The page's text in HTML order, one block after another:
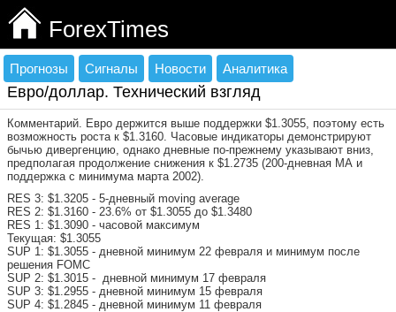
ForexTimes
Прогнозы Сигналы Новости Аналитика
Евро/доллар. Технический взгляд
Комментарий. Евро держится выше поддержки $1.3055, поэтому есть
возможность роста к $1.3160. Часовые индикаторы демонстрируют
бычью дивергенцию, однако дневные по-прежнему указывают вниз,
предполагая продолжение снижения к $1.2735 (200-дневная МА и
поддержка с минимума марта 2002).
RES 3: $1.3205 - 5-дневный moving average
RES 2: $1.3160 - 23.6% от $1.3055 до $1.3480
RES 1: $1.3090 - часовой максимум
Текущая: $1.3055
SUP 1: $1.3055 - дневной минимум 22 февраля и минимум после
решения FOMC
SUP 2: $1.3015 - дневной минимум 17 февраля
SUP 3: $1.2955 - дневной минимум 15 февраля
SUP 4: $1.2845 - дневной минимум 11 февраля